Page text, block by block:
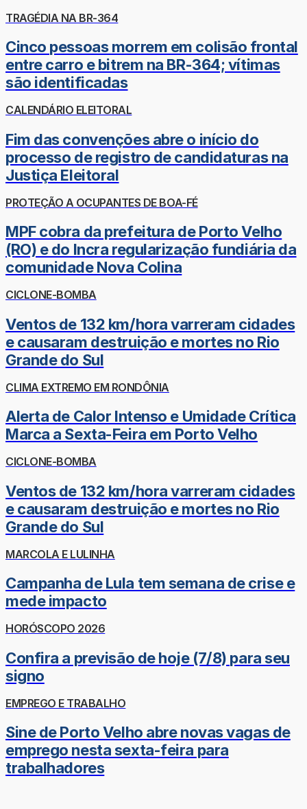
TRAGÉDIA NA BR-364
Cinco pessoas morrem em colisão frontal
entre carro e bitrem na BR-364; vítimas
são identificadas
CALENDÁRIO ELEITORAL
Fim das convenções abre o início do
processo de registro de candidaturas na
Justiça Eleitoral
PROTEÇÃO A OCUPANTES DE BOA-FÉ
MPF cobra da prefeitura de Porto Velho
(RO) e do Incra regularização fundiária da
comunidade Nova Colina
CICLONE-BOMBA
Ventos de 132 km/hora varreram cidades
e causaram destruição e mortes no Rio
Grande do Sul
CLIMA EXTREMO EM RONDÔNIA
Alerta de Calor Intenso e Umidade Crítica
Marca a Sexta-Feira em Porto Velho
CICLONE-BOMBA
Ventos de 132 km/hora varreram cidades
e causaram destruição e mortes no Rio
Grande do Sul
MARCOLA E LULINHA
Campanha de Lula tem semana de crise e
mede impacto
HORÓSCOPO 2026
Confira a previsão de hoje (7/8) para seu
signo
EMPREGO E TRABALHO
Sine de Porto Velho abre novas vagas de
emprego nesta sexta-feira para
trabalhadores